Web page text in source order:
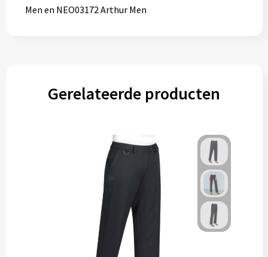
Men en NEO03172 Arthur Men
Gerelateerde producten